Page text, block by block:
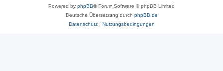
Powered by phpBB® Forum Software © phpBB Limited
Deutsche Übersetzung durch phpBB.de
Datenschutz| Nutzungsbedingungen